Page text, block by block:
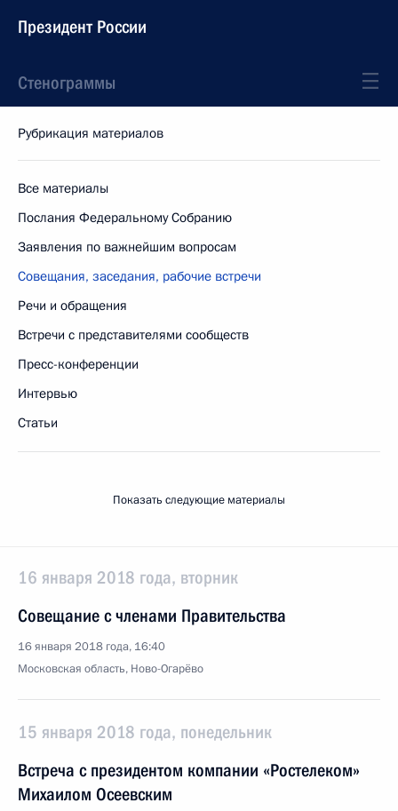
Президент России
Стенограммы
Рубрикация материалов
Все материалы
Послания Федеральному Собранию
Заявления по важнейшим вопросам
Совещания, заседания, рабочие встречи
Речи и обращения
Встречи с представителями сообществ
Пресс-конференции
Интервью
Статьи
Показать следующие материалы
16 января 2018 года, вторник
Совещание с членами Правительства
16 января 2018 года, 16:40
Московская область, Ново-Огарёво
15 января 2018 года, понедельник
Встреча с президентом компании «Ростелеком»
Михаилом Осеевским